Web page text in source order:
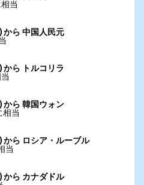
当
ら 中国人民元
ら トルコリラ
ら 韓国ウォン
相当
ら ロシア・ルーブル
当
ら カナダドル